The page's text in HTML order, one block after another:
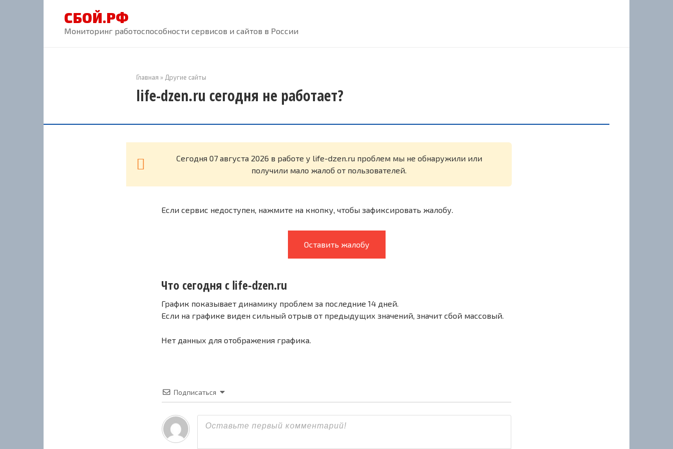
СБОЙ.РФ
Мониторинг работоспособности сервисов и сайтов в России
Главная » Другие сайты
life-dzen.ru сегодня не работает?
Cегодня 07 августа 2026 в работе у life-dzen.ru проблем мы не обнаружили или
получили мало жалоб от пользователей.
Если сервис недоступен, нажмите на кнопку, чтобы зафиксировать жалобу.
Оставить жалобу
Что сегодня с life-dzen.ru
График показывает динамику проблем за последние 14 дней.
Если на графике виден сильный отрыв от предыдущих значений, значит сбой массовый.
Нет данных для отображения графика.
Подписаться